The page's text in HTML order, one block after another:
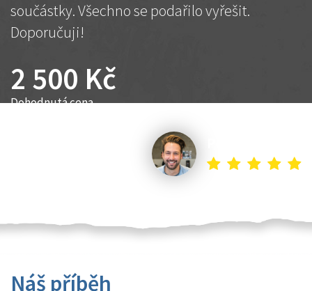
součástky. Všechno se podařilo vyřešit.
Doporučuji!
2 500 Kč
Dohodnutá cena
Náš příběh